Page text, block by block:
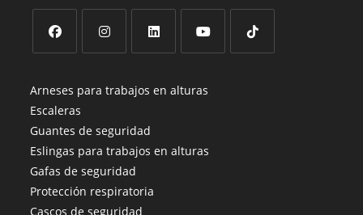
abre
en
una
nueva
pestaña
abre
una
nueva
pestaña
abre
una
nueva
pestaña
abre
nueva
Arneses para trabajos en alturas
Escaleras
Guantes de seguridad
Eslingas para trabajos en alturas
Gafas de seguridad
Protección respiratoria
Cascos de seguridad